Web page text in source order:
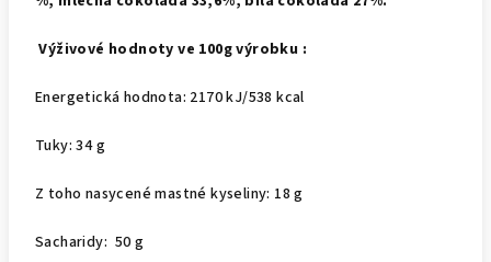
Výživové hodnoty ve 100g výrobku :
Energetická hodnota: 2170 kJ/538 kcal
Tuky: 34 g
Z toho nasycené mastné kyseliny: 18 g
Sacharidy: 50 g